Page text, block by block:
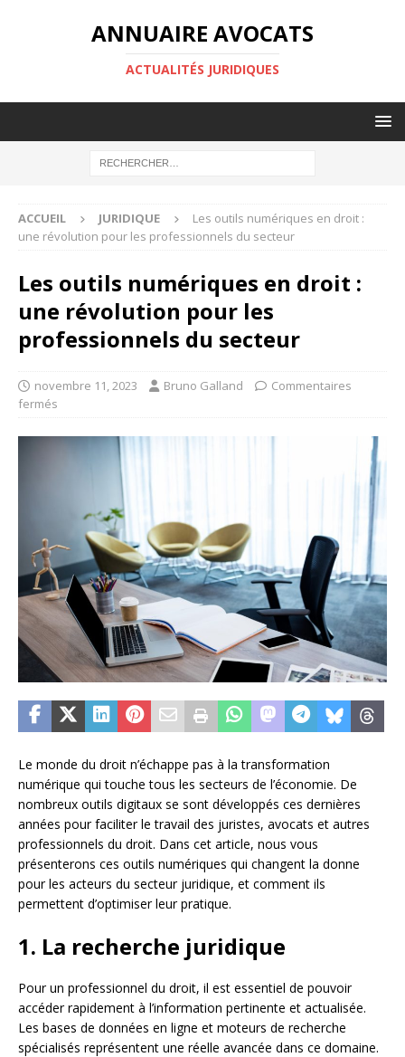
ANNUAIRE AVOCATS
ACTUALITÉS JURIDIQUES
ACCUEIL JURIDIQUE
Les outils numériques en droit :
une révolution pour les professionnels du secteur
Les outils numériques en droit :
une révolution pour les
professionnels du secteur
novembre 11, 2023 Bruno Galland
Commentaires
fermés
Le monde du droit n’échappe pas à la transformation
numérique qui touche tous les secteurs de l’économie. De
nombreux outils digitaux se sont développés ces dernières
années pour faciliter le travail des juristes, avocats et autres
professionnels du droit. Dans cet article, nous vous
présenterons ces outils numériques qui changent la donne
pour les acteurs du secteur juridique, et comment ils
permettent d’optimiser leur pratique.
1. La recherche juridique
Pour un professionnel du droit, il est essentiel de pouvoir
accéder rapidement à l’information pertinente et actualisée.
Les bases de données en ligne et moteurs de recherche
spécialisés représentent une réelle avancée dans ce domaine.